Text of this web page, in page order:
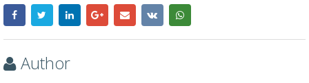
Author